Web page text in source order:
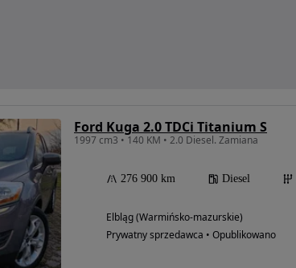
Ford Kuga 2.0 TDCi Titanium S
1997 cm3 • 140 KM • 2.0 Diesel. Zamiana
276 900 km Diesel
Elbląg (Warmińsko-mazurskie)
Prywatny sprzedawca • Opublikowano